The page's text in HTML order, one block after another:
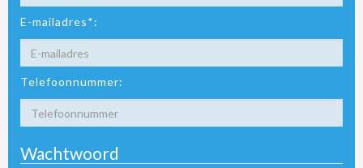
E-mailadres*:
Telefoonnummer:
Wachtwoord